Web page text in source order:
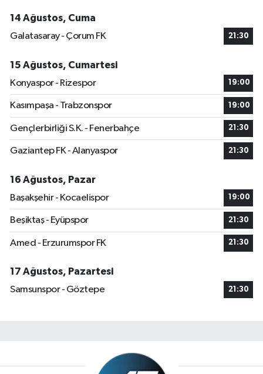
14 Ağustos, Cuma
Galatasaray - Çorum FK
21:30
15 Ağustos, Cumartesi
Konyaspor - Rizespor
19:00
Kasımpaşa - Trabzonspor 19:00
Gençlerbirliği S.K. - Fenerbahçe 21:30
Gaziantep FK - Alanyaspor 21:30
16 Ağustos, Pazar
Başakşehir - Kocaelispor
19:00
Beşiktaş - Eyüpspor 21:30
Amed - Erzurumspor FK 21:30
17 Ağustos, Pazartesi
Samsunspor - Göztepe
21:30